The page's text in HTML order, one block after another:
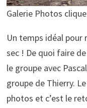
Galerie Photos
Un temps idéal
sec ! De quoi faire
le groupe avec
groupe de Thierry.
photos et c’est le